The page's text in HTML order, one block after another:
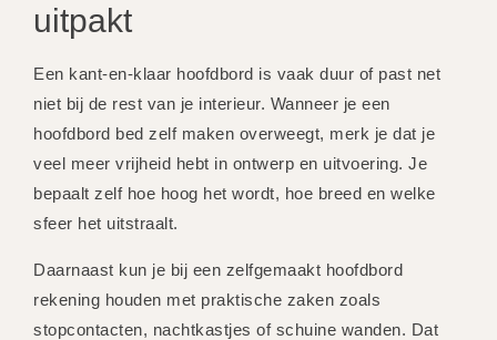
uitpakt
Een kant-en-klaar hoofdbord is vaak duur of past net
niet bij de rest van je interieur. Wanneer je een
hoofdbord bed zelf maken overweegt, merk je dat je
veel meer vrijheid hebt in ontwerp en uitvoering. Je
bepaalt zelf hoe hoog het wordt, hoe breed en welke
sfeer het uitstraalt.
Daarnaast kun je bij een zelfgemaakt hoofdbord
rekening houden met praktische zaken zoals
stopcontacten, nachtkastjes of schuine wanden. Dat